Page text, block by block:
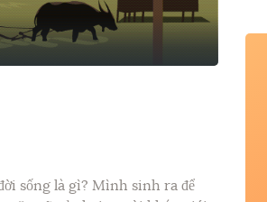
sống là gì? Mình sinh ra để